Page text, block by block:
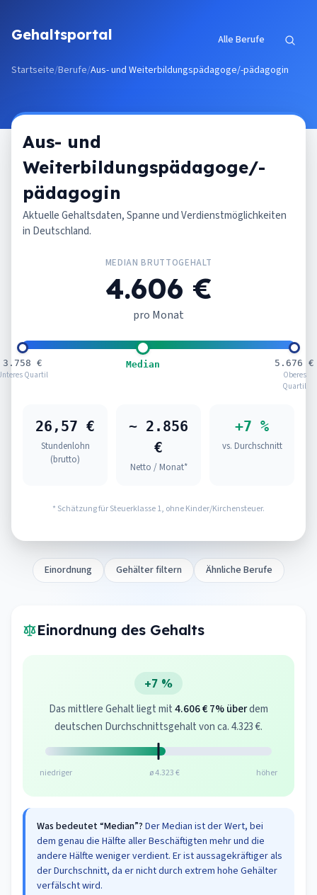
Gehaltsportal Alle Berufe
Startseite/Berufe/Aus- und Weiterbildungspädagoge/-pädagogin
Aus- und
Weiterbildungspädagoge/-
pädagogin
Aktuelle Gehaltsdaten, Spanne und Verdienstmöglichkeiten
in Deutschland.
MEDIAN BRUTTOGEHALT
4.606 €
pro Monat
3.758 €
Quartil
Median
5.676 €
Oberes
Quartil
26,57 €
Stundenlohn
(brutto)
~ 2.856
€
Netto / Monat*
+7 %
vs. Durchschnitt
* Schätzung für Steuerklasse 1, ohne Kinder/Kirchensteuer.
Einordnung Gehälter filtern Ähnliche Berufe
Einordnung des Gehalts
+7 %
Das mittlere Gehalt liegt mit4.606 €7% überdem
deutschen Durchschnittsgehalt von ca. 4.323 €.
niedriger ø 4.323 € höher
Was bedeutet “Median”? Der Median ist der Wert, bei
dem genau die Hälfte aller Beschäftigten mehr und die
andere Hälfte weniger verdient. Er ist aussagekräftiger als
der Durchschnitt, da er nicht durch extrem hohe Gehälter
verfälscht wird.